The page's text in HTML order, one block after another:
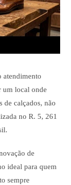
atendimento
um local onde
de calçados, não
no R. 5, 261
de
ideal para quem
sempre